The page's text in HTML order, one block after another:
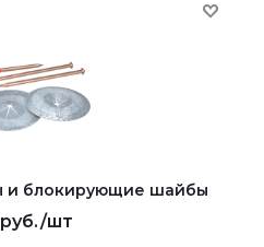
и блокирующие шайбы
/шт